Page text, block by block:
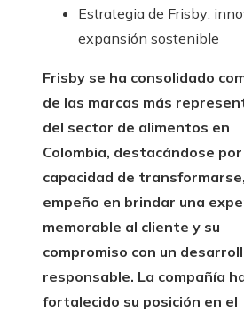
Estrategia de Frisby:
expansión sostenible
Frisby se ha consolidado
de las marcas más
del sector de alimentos en
Colombia, destacándose por
capacidad de
empeño en brindar una
memorable al cliente y su
compromiso con un
responsable. La compañía
fortalecido su posición en el